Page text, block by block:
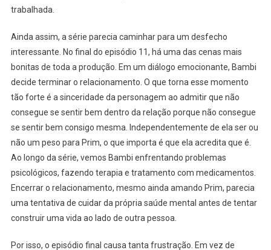
trabalhada.
Ainda assim, a série parecia caminhar para um desfecho
interessante. No final do episódio 11, há uma das cenas mais
bonitas de toda a produção. Em um diálogo emocionante, Bambi
decide terminar o relacionamento. O que torna esse momento
tão forte é a sinceridade da personagem ao admitir que não
consegue se sentir bem dentro da relação porque não consegue
se sentir bem consigo mesma. Independentemente de ela ser ou
não um peso para Prim, o que importa é que ela acredita que é.
Ao longo da série, vemos Bambi enfrentando problemas
psicológicos, fazendo terapia e tratamento com medicamentos.
Encerrar o relacionamento, mesmo ainda amando Prim, parecia
uma tentativa de cuidar da própria saúde mental antes de tentar
construir uma vida ao lado de outra pessoa.
Por isso, o episódio final causa tanta frustração. Em vez de